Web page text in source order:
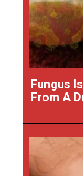
Fungus
From A